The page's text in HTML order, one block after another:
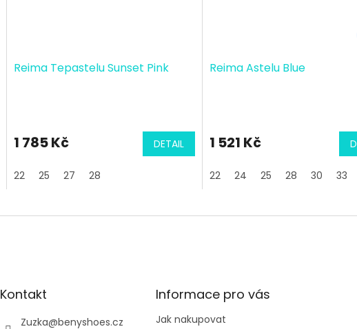
Reima Tepastelu Sunset Pink
1 785 Kč DETAIL
22 25 27 28
Reima Astelu Blue
1 521 Kč
22 24 25 28 30 33
Kontakt
Zuzka@benyshoes.cz
Informace pro vás
Jak nakupovat